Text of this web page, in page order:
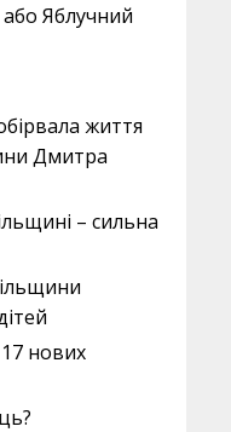
Яблучний
життя
Дмитра
– сильна
нових